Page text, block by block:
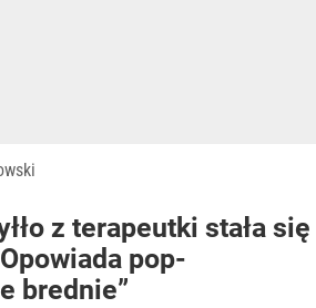
z terapeutki stała się
pop-
brednie”